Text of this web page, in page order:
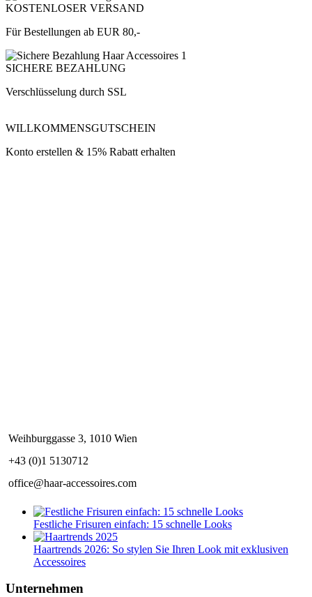
KOSTENLOSER VERSAND
Für Bestellungen ab EUR 80,-
SICHERE BEZAHLUNG
Verschlüsselung durch SSL
WILLKOMMENSGUTSCHEIN
Konto erstellen & 15% Rabatt erhalten
Weihburggasse 3, 1010 Wien
+43 (0)1 5130712
office@haar-accessoires.com
Festliche Frisuren einfach: 15 schnelle Looks
Haartrends 2026: So stylen Sie Ihren Look mit exklusiven
Accessoires
Unternehmen